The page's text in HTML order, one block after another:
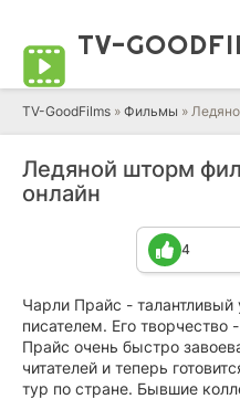
TV-GOOD
TV-GoodFilms » Фильмы » Ледяной шторм
Ледяной шторм
онлайн
4
Чарли Прайс -
писателем. Его творчество
Прайс очень быстро
читателей и теперь
тур по стране. Бывшие